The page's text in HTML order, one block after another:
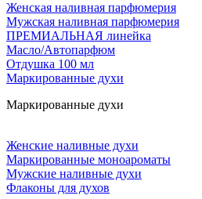
Женская наливная парфюмерия
Мужская наливная парфюмерия
ПРЕМИАЛЬНАЯ линейка
Масло/Автопарфюм
Отдушка 100 мл
Маркированные духи
Маркированные духи
Женские наливные духи
Маркированные моноароматы
Мужские наливные духи
Флаконы для духов